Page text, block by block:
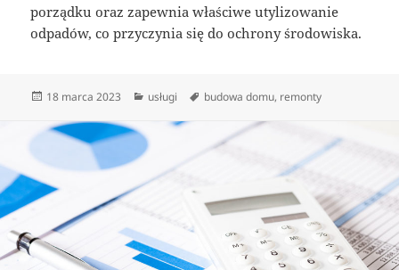
porządku oraz zapewnia właściwe utylizowanie
odpadów, co przyczynia się do ochrony środowiska.
Data
18 marca 2023 Kategorie
usługi Tagi
budowa domu, remonty